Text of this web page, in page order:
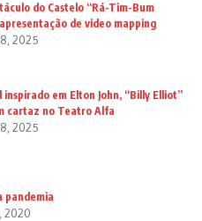
do Castelo “Rá-Tim-Bum
de video mapping
2025
inspirado em Elton John, “Billy Elliot”
cartaz no Teatro Alfa
2025
pandemia
2020